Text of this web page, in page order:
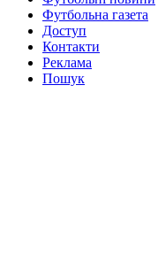
Футбольна газета
Доступ
Контакти
Реклама
Пошук